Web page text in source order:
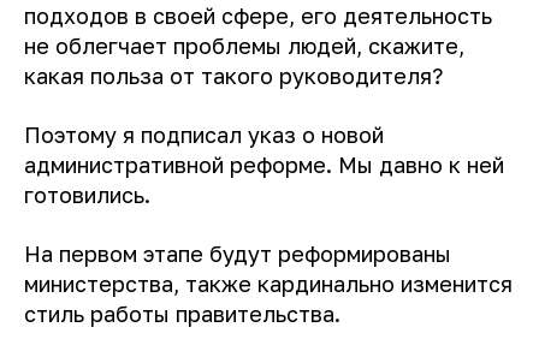
подходов в своей сфере, его деятельность
не облегчает проблемы людей, скажите,
какая польза от такого руководителя?
Поэтому я подписал указ о новой
административной реформе. Мы давно к ней
готовились.
На первом этапе будут реформированы
министерства, также кардинально изменится
стиль работы правительства.